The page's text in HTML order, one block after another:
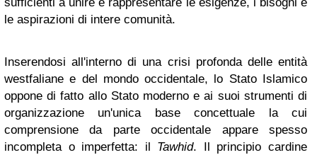
le aspirazioni di intere comunità.
Inserendosi all'interno di una crisi profonda delle entità
westfaliane e del mondo occidentale, lo Stato Islamico
oppone di fatto allo Stato moderno e ai suoi strumenti di
organizzazione un'unica base concettuale la cui
comprensione da parte occidentale appare spesso
incompleta o imperfetta: il Tawhid. Il principio cardine